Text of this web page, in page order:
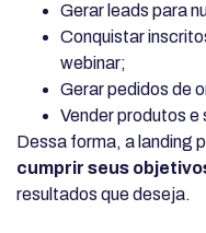
Gerar leads para
Conquistar
webinar;
Gerar pedidos de
Vender produtos e
Dessa forma, a landing
cumprir seus
resultados que deseja.